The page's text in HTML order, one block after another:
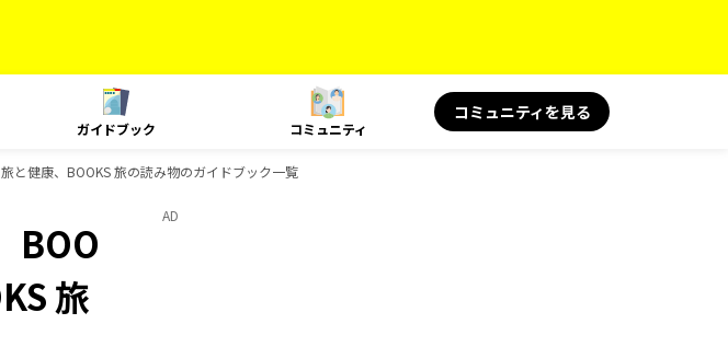
ガイドブック コミュニティ
コミュニティを見る
と健康、BOOKS 旅の読み物のガイドブック一覧
BOO
旅
AD